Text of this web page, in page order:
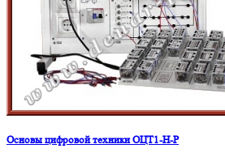
Основы цифровой техники ОЦТ1-Н-Р